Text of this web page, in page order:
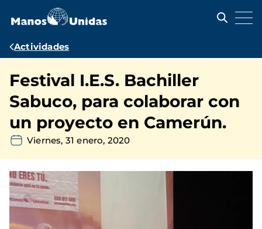
contenido
Ruta
navegación
Actividades
Festival I.E.S. Bachiller
Sabuco, para colaborar con
un proyecto en Camerún.
Viernes, 31 enero, 2020